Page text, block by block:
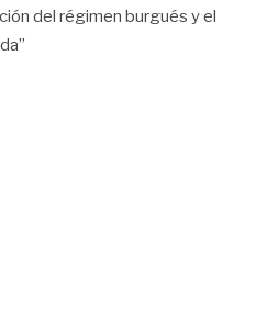
del régimen burgués y el